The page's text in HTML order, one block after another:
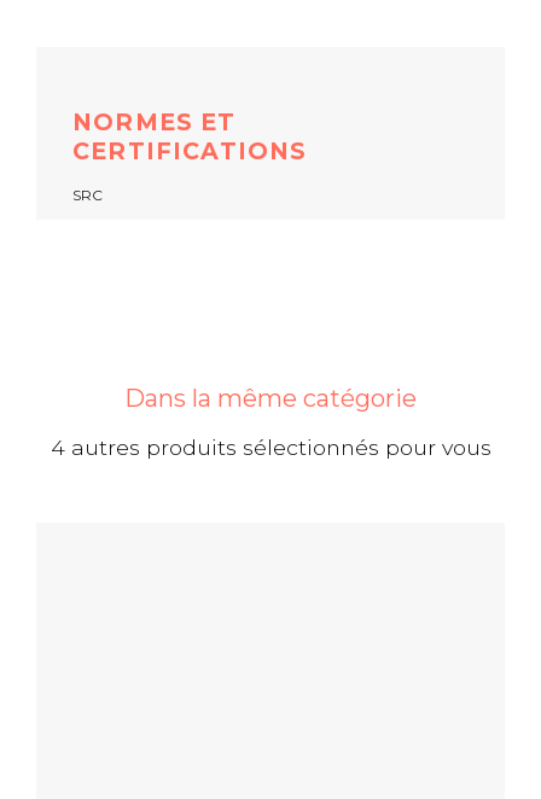
NORMES ET
CERTIFICATIONS
SRC
Dans la même catégorie
4 autres produits sélectionnés pour vous